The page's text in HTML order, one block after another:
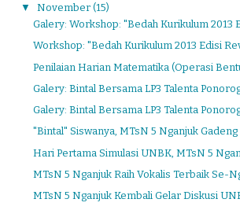
▼ November (15)
Galery: Workshop: "Bedah Kurikulum 2013
Workshop: "Bedah Kurikulum 2013 Edisi
Penilaian Harian Matematika (Operasi
Galery: Bintal Bersama LP3 Talenta
Galery: Bintal Bersama LP3 Talenta
"Bintal" Siswanya, MTsN 5 Nganjuk Gadeng
Hari Pertama Simulasi UNBK, MTsN 5
MTsN 5 Nganjuk Raih Vokalis Terbaik Se-
MTsN 5 Nganjuk Kembali Gelar Diskusi